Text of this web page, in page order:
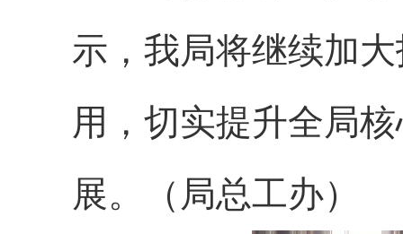
示，我局将继续加
用，切实提升全局
展。（局总工办）